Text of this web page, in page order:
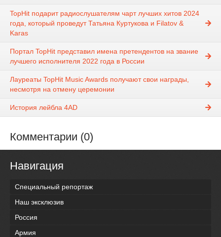
TopHit подарит радиослушателям чарт лучших хитов 2024
года, который проведут Татьяна Куртукова и Filatov &
Karas
Портал TopHit представил имена претендентов на звание
лучшего исполнителя 2022 года в России
Лауреаты TopHit Music Awards получают свои награды,
несмотря на отмену церемонии
История лейбла 4AD
Комментарии (0)
Навигация
Специальный репортаж
Наш эксклюзив
Россия
Армия